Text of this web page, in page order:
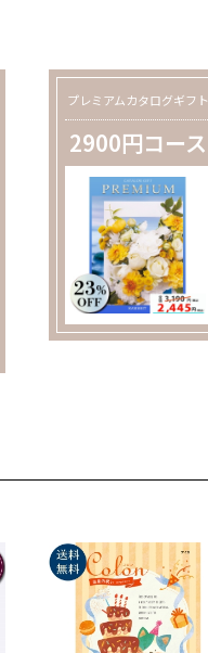
プレミアムカタログギフト
2900円コース